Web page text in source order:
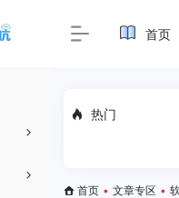
首页
热门
首页 • 文章专区 •